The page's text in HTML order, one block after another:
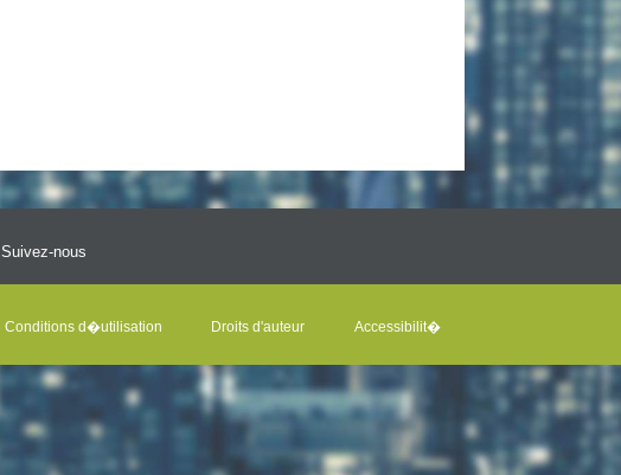
Suivez-nous
Conditions d�utilisation Droits d'auteur Accessibilit�